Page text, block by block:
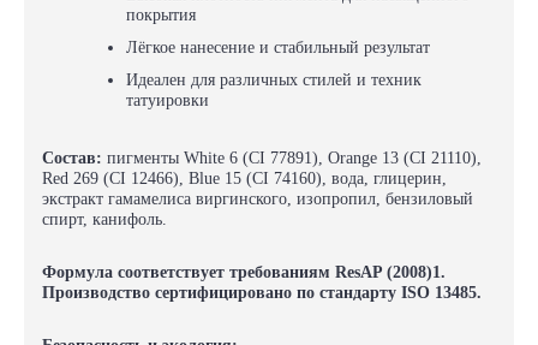
покрытия
Лёгкое нанесение и стабильный результат
Идеален для различных стилей и техник
татуировки
Состав: пигменты White 6 (CI 77891), Orange 13 (CI 21110),
Red 269 (CI 12466), Blue 15 (CI 74160), вода, глицерин,
экстракт гамамелиса виргинского, изопропил, бензиловый
спирт, канифоль.
Формула соответствует требованиям ResAP (2008)1.
Производство сертифицировано по стандарту ISO 13485.